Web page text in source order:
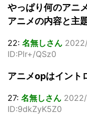
やっぱり何のアニ
アニメの内容と主
22: 名無しさん
ID:Plr+/QSz0
アニメopはイント
27: 名無しさん
ID:9dkZyK5Z0